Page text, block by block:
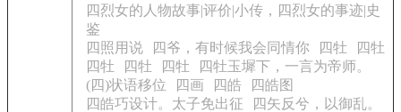
四烈女的人物故事|评价|小传，四烈女的事迹|史
鉴
四照用说
四爷，有时候我会同情你 四牡
四牡
四牡
四牡 四牡
四牡玉墀下，一言为帝师。
(四)状语移位
四画 四皓
四皓图
四皓巧设计。太子免出征
四矢反兮，以御乱。